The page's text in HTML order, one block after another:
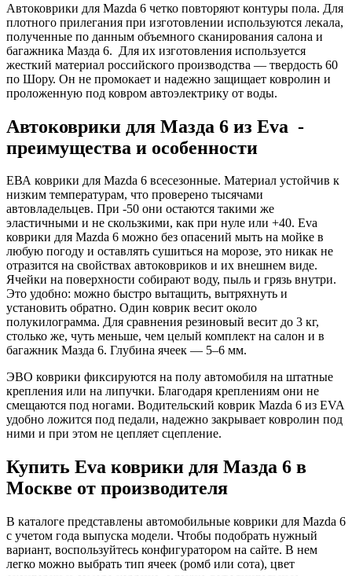
Автоковрики для Mazda 6 четко повторяют контуры пола. Для
плотного прилегания при изготовлении используются лекала,
полученные по данным объемного сканирования салона и
багажника Мазда 6. Для их изготовления используется
жесткий материал российского производства — твердость 60
по Шору. Он не промокает и надежно защищает ковролин и
проложенную под ковром автоэлектрику от воды.
Автоковрики для Мазда 6 из Eva -
преимущества и особенности
ЕВА коврики для Mazda 6 всесезонные. Материал устойчив к
низким температурам, что проверено тысячами
автовладельцев. При -50 они остаются такими же
эластичными и не скользкими, как при нуле или +40. Eva
коврики для Mazda 6 можно без опасений мыть на мойке в
любую погоду и оставлять сушиться на морозе, это никак не
отразится на свойствах автоковриков и их внешнем виде.
Ячейки на поверхности собирают воду, пыль и грязь внутри.
Это удобно: можно быстро вытащить, вытряхнуть и
установить обратно. Один коврик весит около
полукилограмма. Для сравнения резиновый весит до 3 кг,
столько же, чуть меньше, чем целый комплект на салон и в
багажник Мазда 6. Глубина ячеек — 5–6 мм.
ЭВО коврики фиксируются на полу автомобиля на штатные
крепления или на липучки. Благодаря креплениям они не
смещаются под ногами. Водительский коврик Mazda 6 из EVA
удобно ложится под педали, надежно закрывает ковролин под
ними и при этом не цепляет сцепление.
Купить Eva коврики для Мазда 6 в
Москве от производителя
В каталоге представлены автомобильные коврики для Mazda 6
с учетом года выпуска модели. Чтобы подобрать нужный
вариант, воспользуйтесь конфигуратором на сайте. В нем
легко можно выбрать тип ячеек (ромб или сота), цвет